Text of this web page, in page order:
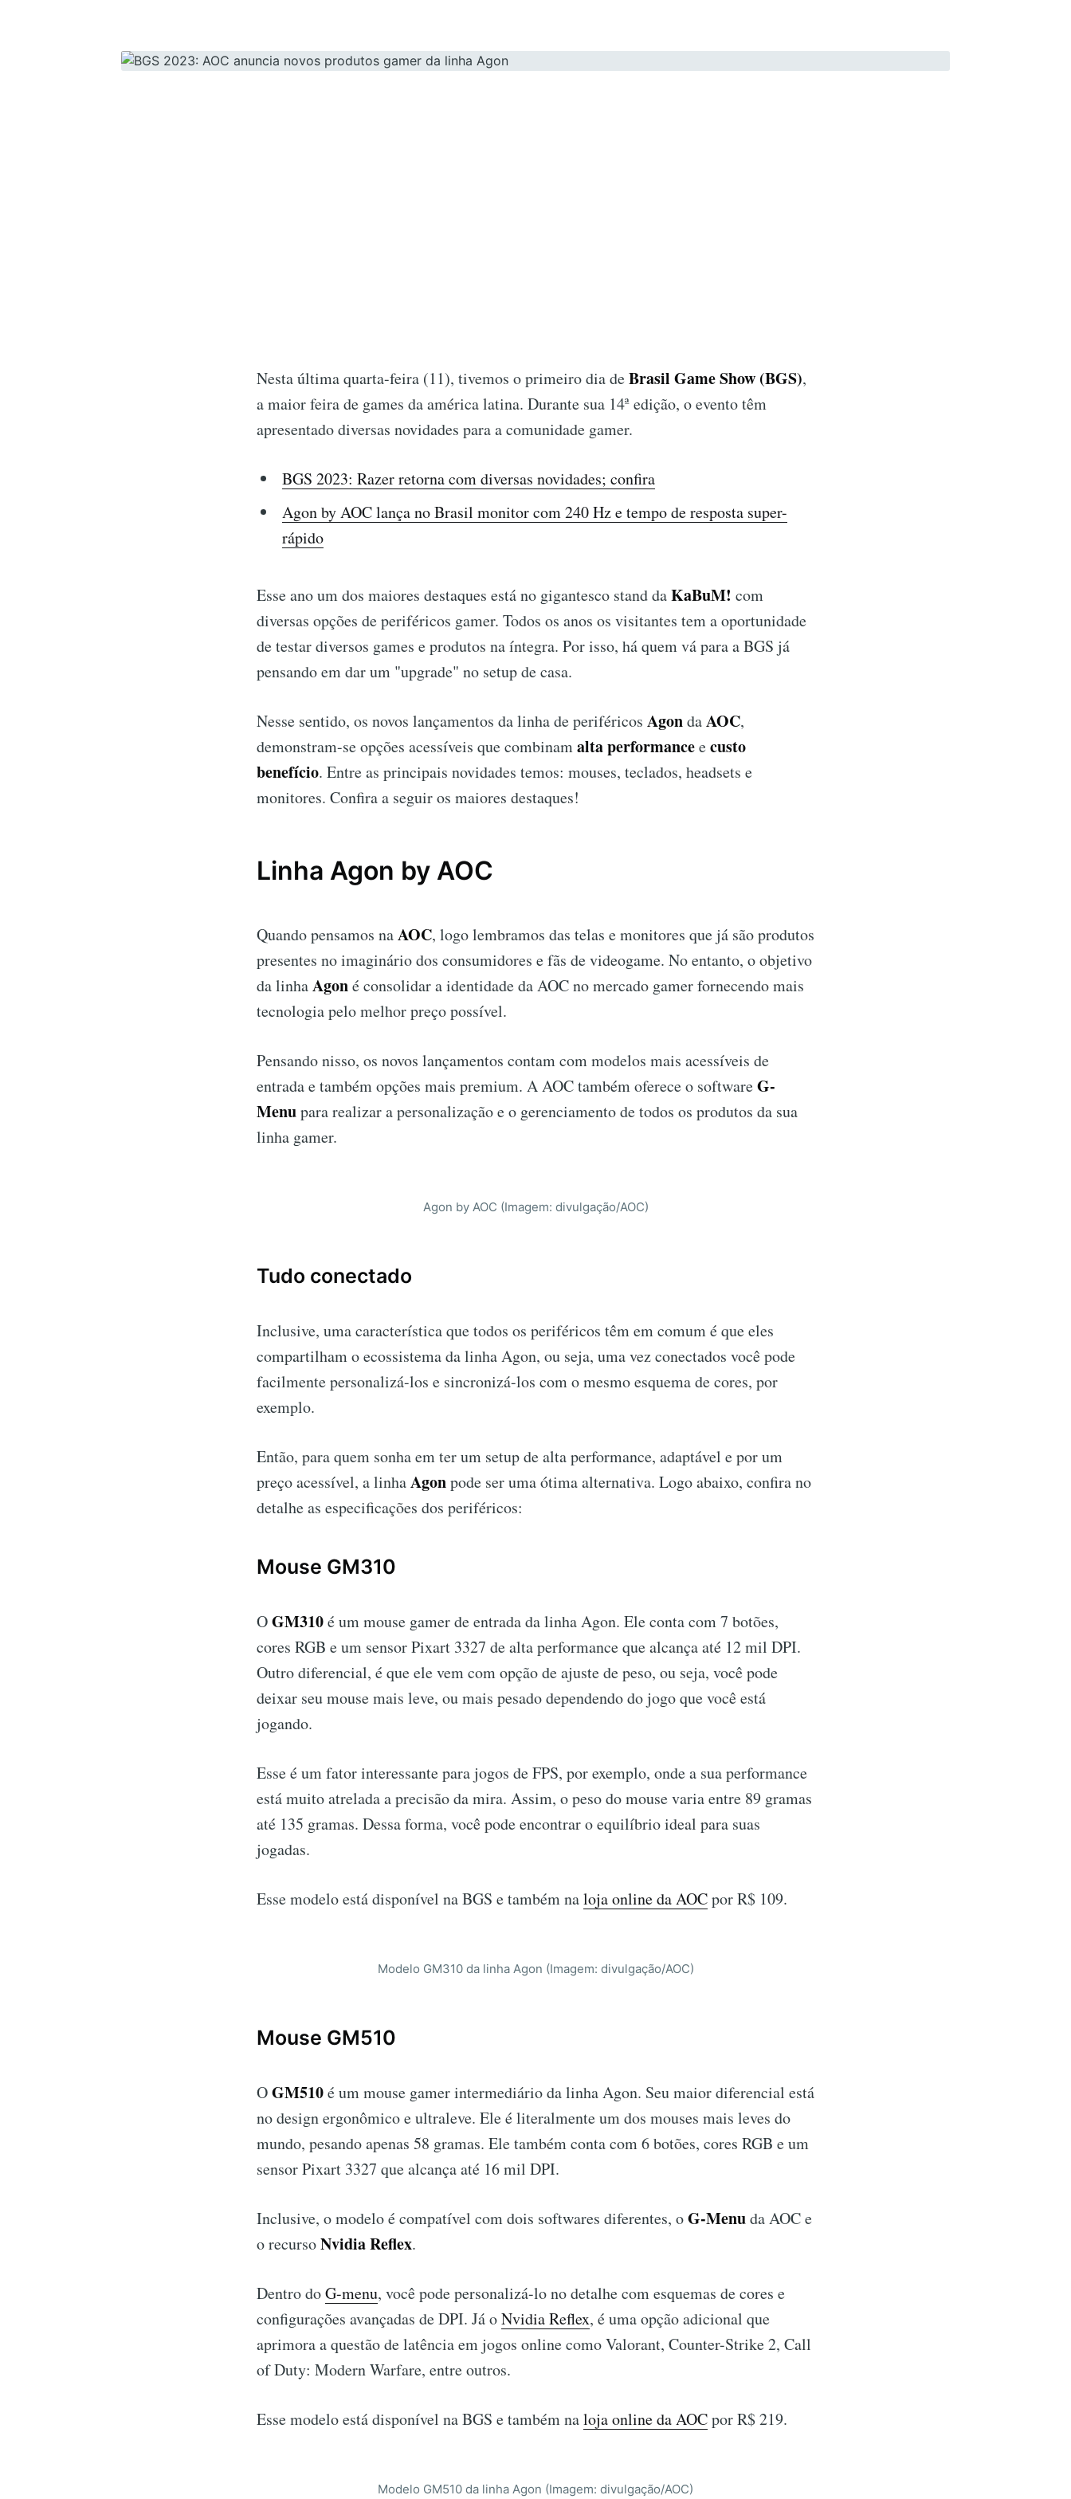
Nesta última quarta-feira (11), tivemos o primeiro dia deBrasil Game Show (BGS),
a maior feira de games da américa latina. Durante sua 14ª edição, o evento têm
apresentado diversas novidades para a comunidade gamer.
BGS 2023: Razer retorna com diversas novidades; confira
Agon by AOC lança no Brasil monitor com 240 Hz e tempo de resposta super-
rápido
Esse ano um dos maiores destaques está no gigantesco stand daKaBuM! com
diversas opções de periféricos gamer. Todos os anos os visitantes tem a oportunidade
de testar diversos games e produtos na íntegra. Por isso, há quem vá para a BGS já
pensando em dar um "upgrade" no setup de casa.
Nesse sentido, os novos lançamentos da linha de periféricos AgondaAOC,
demonstram-se opções acessíveis que combinamalta performanceecusto
benefício. Entre as principais novidades temos: mouses, teclados, headsets e
monitores. Confira a seguir os maiores destaques!
Linha Agon by AOC
Quando pensamos naAOC, logo lembramos das telas e monitores que já são produtos
presentes no imaginário dos consumidores e fãs de videogame. No entanto, o objetivo
da linhaAgoné consolidar a identidade da AOC no mercado gamer fornecendo mais
tecnologia pelo melhor preço possível.
Pensando nisso, os novos lançamentos contam com modelos mais acessíveis de
entrada e também opções mais premium. A AOC também oferece o softwareG-
Menupara realizar a personalização e o gerenciamento de todos os produtos da sua
linha gamer.
Agon by AOC (Imagem: divulgação/AOC)
Tudo conectado
Inclusive, uma característica que todos os periféricos têm em comum é que eles
compartilham o ecossistema da linha Agon, ou seja, uma vez conectados você pode
facilmente personalizá-los e sincronizá-los com o mesmo esquema de cores, por
exemplo.
Então, para quem sonha em ter um setup de alta performance, adaptável e por um
preço acessível, a linhaAgonpode ser uma ótima alternativa. Logo abaixo, confira no
detalhe as especificações dos periféricos:
Mouse GM310
OGM310é um mouse gamer de entrada da linha Agon. Ele conta com 7 botões,
cores RGB e um sensor Pixart 3327 de alta performance que alcança até 12 mil DPI.
Outro diferencial, é que ele vem com opção de ajuste de peso, ou seja, você pode
deixar seu mouse mais leve, ou mais pesado dependendo do jogo que você está
jogando.
Esse é um fator interessante para jogos de FPS, por exemplo, onde a sua performance
está muito atrelada a precisão da mira. Assim, o peso do mouse varia entre 89 gramas
até 135 gramas. Dessa forma, você pode encontrar o equilíbrio ideal para suas
jogadas.
Esse modelo está disponível na BGS e também naloja online da AOCpor R$ 109.
Modelo GM310 da linha Agon (Imagem: divulgação/AOC)
Mouse GM510
OGM510é um mouse gamer intermediário da linha Agon. Seu maior diferencial está
no design ergonômico e ultraleve. Ele é literalmente um dos mouses mais leves do
mundo, pesando apenas 58 gramas. Ele também conta com 6 botões, cores RGB e um
sensor Pixart 3327 que alcança até 16 mil DPI.
Inclusive, o modelo é compatível com dois softwares diferentes, oG-Menuda AOC e
o recursoNvidia Reflex.
Dentro doG-menu, você pode personalizá-lo no detalhe com esquemas de cores e
configurações avançadas de DPI. Já oNvidia Reflex, é uma opção adicional que
aprimora a questão de latência em jogos online como Valorant, Counter-Strike 2, Call
of Duty: Modern Warfare, entre outros.
Esse modelo está disponível na BGS e também naloja online da AOCpor R$ 219.
Modelo GM510 da linha Agon (Imagem: divulgação/AOC)